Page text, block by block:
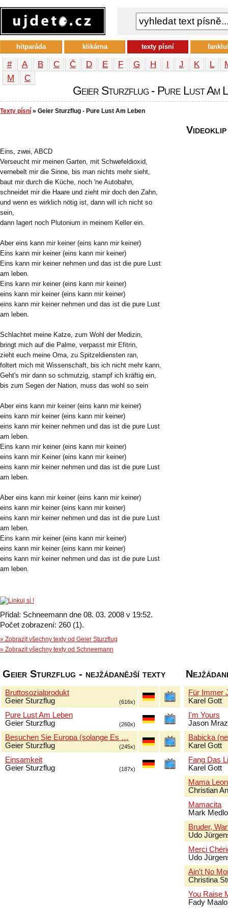
# A B C Č D E F G H I J K L
М
С
Geier Sturzflug - Pure Lust Am
Texty písní » Geier Sturzflug - Pure Lust Am Leben
Eins, zwei, ABCD
Verseucht mir meinen Garten, mit Schwefeldioxid,
vernebelt mir die Sinne, bis man nichts mehr sieht,
baut mir durch die Küche, noch 'ne Autobahn,
schneidet mir die Haare und zieht mir doch den Zahn,
und wenn es wirklich nötig ist, dann will ich nicht so
sein,
dann lagert noch Plutonium in meinem Keller ein.
Aber eins kann mir keiner (eins kann mir keiner)
Eins kann mir keiner (eins kann mir keiner)
Eins kann mir keiner nehmen und das ist die pure Lust
am leben.
Eins kann mir keiner (eins kann mir keiner)
eins kann mir keiner (eins kann mir keiner)
eins kann mir keiner nehmen und das ist die pure Lust
am leben.
Schlachtet meine Katze, zum Wohl der Medizin,
bringt mich auf die Palme, verpasst mir Efitrin,
zieht euch meine Oma, zu Spitzeldiensten ran,
foltert mich mit Wissenschaft, bis ich nicht mehr kann,
Geht's mir dann so schmutzig, stampf ich kräftig ein,
bis zum Segen der Nation, muss das wohl so sein
Aber eins kann mir keiner (eins kann mir keiner)
eins kann mir keiner (eins kann mir keiner)
eins kann mir keiner nehmen und das ist die pure Lust
am leben.
Eins kann mir keiner (eins kann mir keiner)
eins kann mir Keiner (eins kann mir keiner)
eins kann mir keiner nehmen und das ist die pure Lust
am leben.
Aber eins kann mir keiner (eins kann mir keiner)
eins kann mir keiner (eins kann mir keiner)
eins kann mir keiner nehmen und das ist die pure Lust
am leben.
Eins kann mir keiner (eins kann mir keiner)
eins kann mir keiner (eins kann mir keiner)
eins kann mir keiner nehmen und das ist die pure Lust
am leben.
Přidal: Schneemann dne 08. 03. 2008 v 19:52.
Počet zobrazení: 260 (1).
» Zobrazit všechny texty od Geier Sturzflug
» Zobrazit všechny texty od Schneemann
Videoklip
Geier Sturzflug - nejžádanější texty
Bruttosozialprodukt
Geier Sturzflug
(616x)
Pure Lust Am Leben
Geier Sturzflug
(260x)
Besuchen Sie Europa (solange Es …
Geier Sturzflug
(245x)
Einsamkeit
Geier Sturzflug
(187x)
Für Immer
Karel Gott
I'm Yours
Jason Mraz
Babicka
Karel Gott
Fang Das
Karel Gott
Mama
Christian
Mamacita
Mark
Bruder,
Udo
Merci
Udo
Ain't No
Christina
You Raise
Fady
hitparáda klikárna texty písní